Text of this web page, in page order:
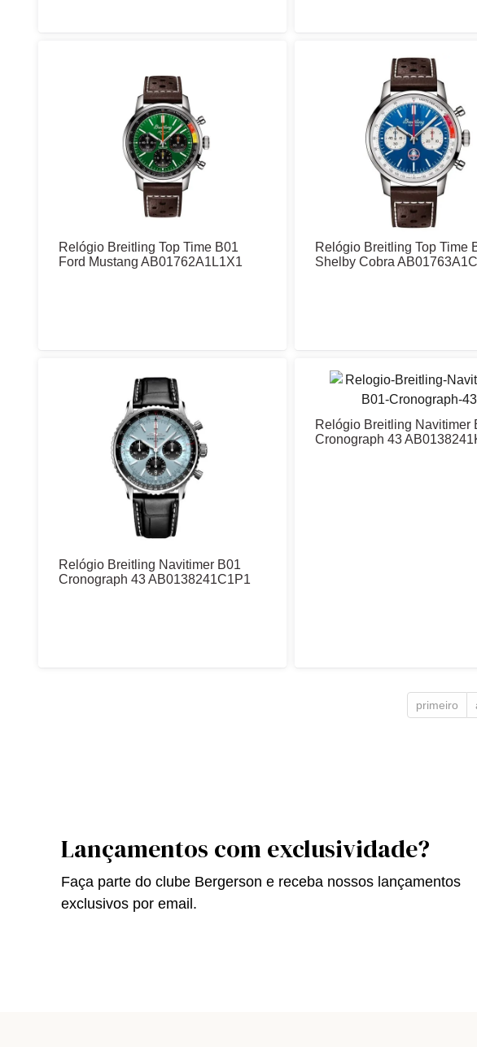
Relógio Breitling Top Time B01
Ford Mustang AB01762A1L1X1
Relógio Breitling Top Time
Shelby Cobra
Relógio Breitling Navitimer B01
Cronograph 43 AB0138241C1P1
Relógio Breitling Navitimer
Cronograph 43
primeiro
Lançamentos com exclusividade?
Faça parte do clube Bergerson e receba nossos lançamentos
exclusivos por email.